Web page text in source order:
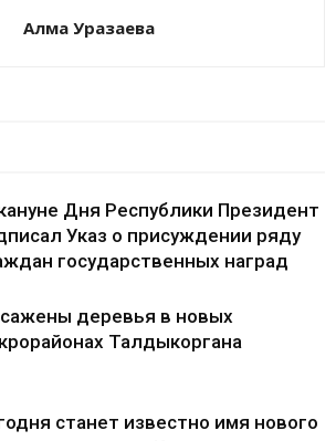
Алма Уразаева
Дня Республики Президент
Указ о присуждении ряду
государственных наград
деревья в новых
Талдыкоргана
станет известно имя нового